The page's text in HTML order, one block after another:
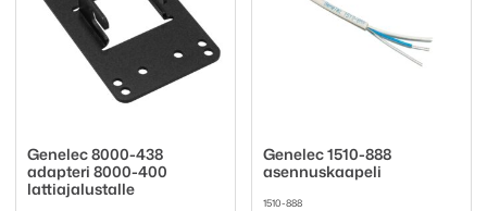
Genelec 8000-438
adapteri 8000-400
lattiajalustalle
Genelec 1510-888
asennuskaapeli
1510-888